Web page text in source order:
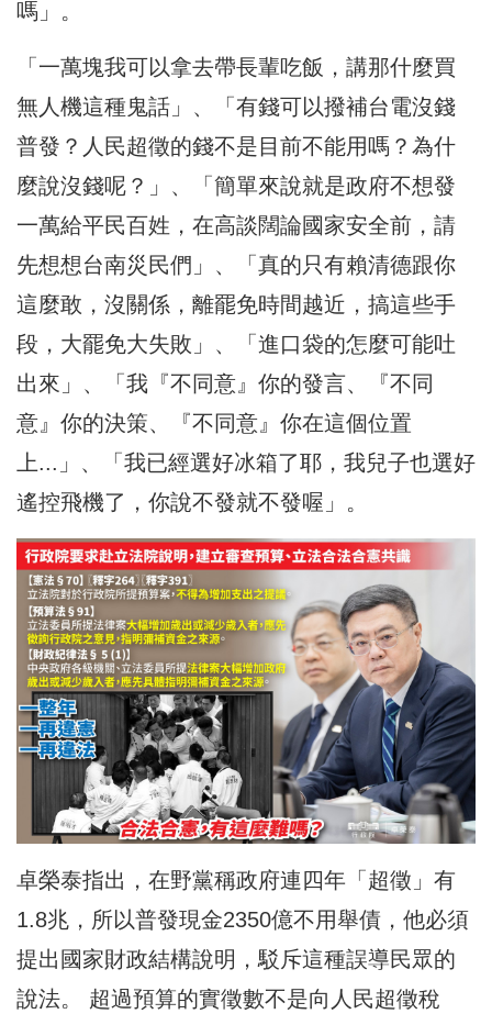
嗎」。
「一萬塊我可以拿去帶長輩吃飯，講那什麼買
無人機這種鬼話」、「有錢可以撥補台電沒錢
普發？人民超徵的錢不是目前不能用嗎？為什
麼說沒錢呢？」、「簡單來說就是政府不想發
一萬給平民百姓，在高談闊論國家安全前，請
先想想台南災民們」、「真的只有賴清德跟你
這麼敢，沒關係，離罷免時間越近，搞這些手
段，大罷免大失敗」、「進口袋的怎麼可能吐
出來」、「我『不同意』你的發言、『不同
意』你的決策、『不同意』你在這個位置
上...」、「我已經選好冰箱了耶，我兒子也選好
遙控飛機了，你說不發就不發喔」。
卓榮泰指出，在野黨稱政府連四年「超徵」有
1.8兆，所以普發現金2350億不用舉債，他必須
提出國家財政結構說明，駁斥這種誤導民眾的
說法。 超過預算的實徵數不是向人民超徵稅